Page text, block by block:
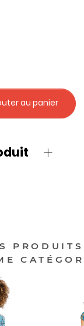
au panier